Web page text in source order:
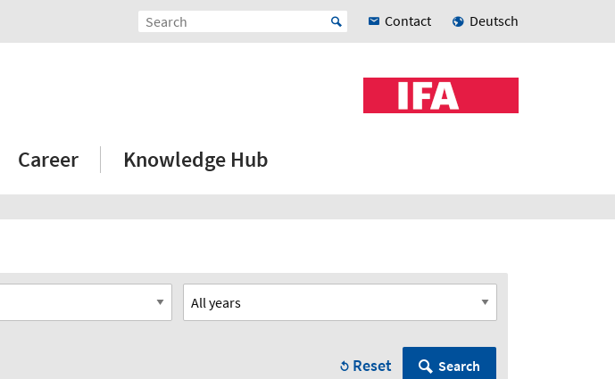
Contact Deutsch
Career Knowledge Hub
Reset Search